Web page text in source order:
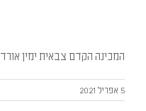
שותפים
תרומות
המכינה הקדם צבאית ימין אורד
5 אפריל 2021